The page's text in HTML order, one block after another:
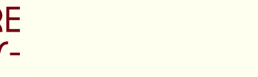
Aller au pied